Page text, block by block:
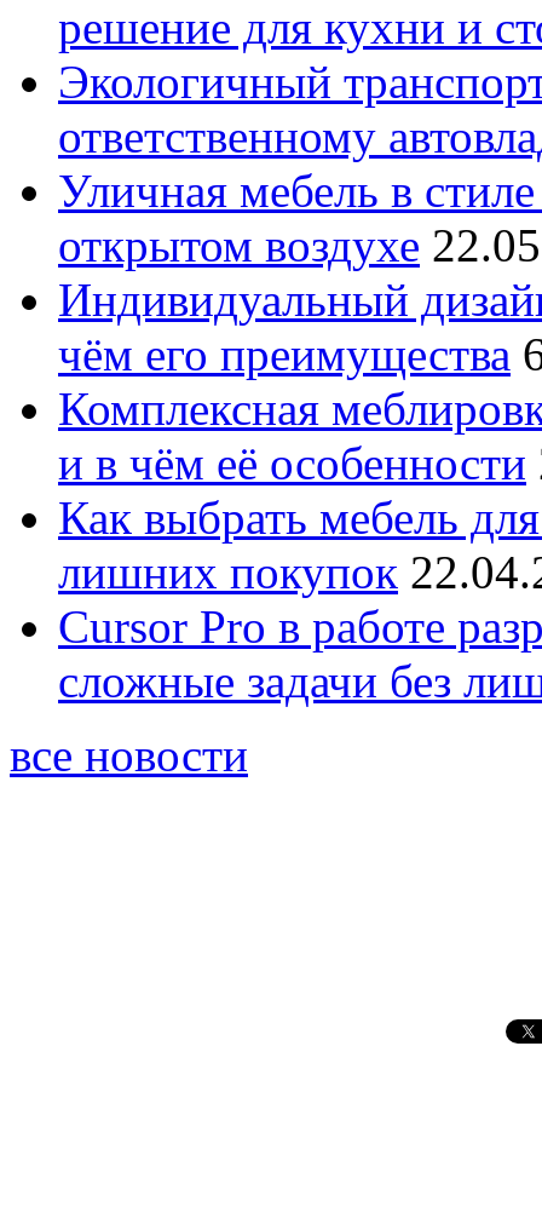
решение для кухни и
Экологичный
ответственному
Уличная мебель в
открытом воздухе
Индивидуальный
чём его преимущества
Комплексная
и в чём её особенности
Как выбрать мебель
лишних покупок
Cursor Pro в работе
сложные задачи без
все новости